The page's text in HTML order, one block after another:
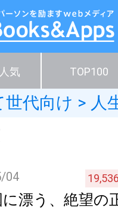
気 TOP100
世代向け > 人
04
漂う、絶望の